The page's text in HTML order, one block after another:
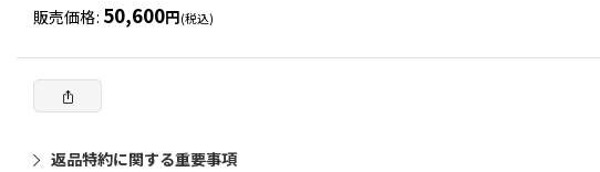
販売価格: 50,600円(税込)
返品特約に関する重要事項